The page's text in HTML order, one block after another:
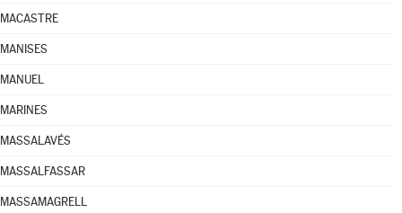
MACASTRE
MANISES
MANUEL
MARINES
MASSALAVÉS
MASSALFASSAR
MASSAMAGRELL